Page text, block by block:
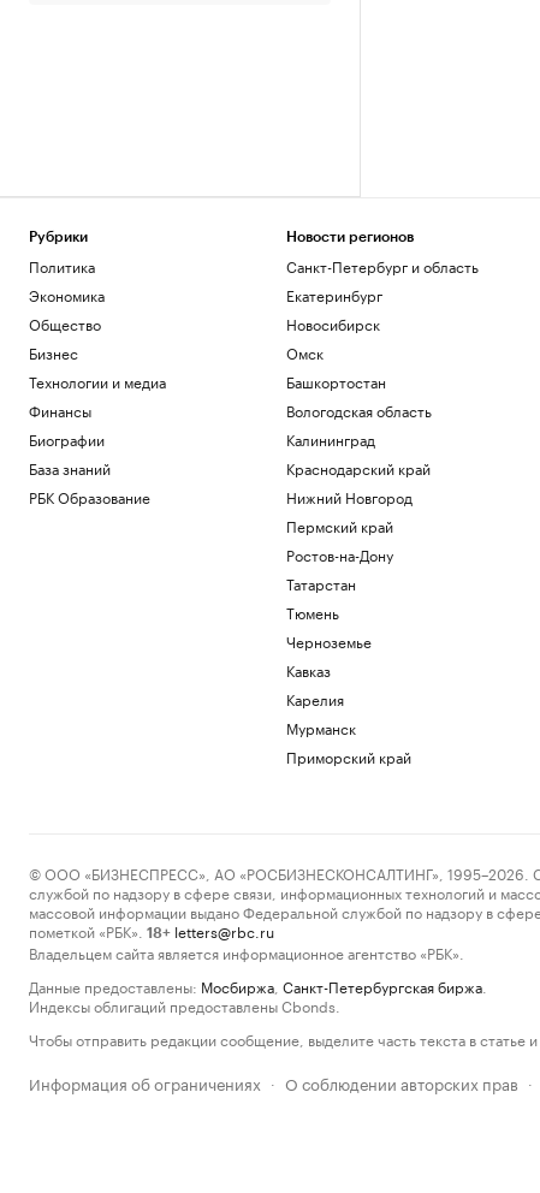
Рубрики
Политика
Экономика
Общество
Бизнес
Технологии и медиа
Финансы
Биографии
База знаний
РБК Образование
Новости регионов
Санкт-Петербург и область
Екатеринбург
Новосибирск
Омск
Башкортостан
Вологодская область
Калининград
Краснодарский край
Нижний Новгород
Пермский край
Ростов-на-Дону
Татарстан
Тюмень
Черноземье
Кавказ
Карелия
Мурманск
Приморский край
© ООО «БИЗНЕСПРЕСС», АО «РОСБИЗНЕСКОНСАЛТИНГ», 1995–2026.
службой по надзору в сфере связи, информационных технологий и
массовой информации выдано Федеральной службой по надзору в
пометкой «РБК».
18+ letters@rbc.ru
Владельцем сайта является информационное агентство «РБК».
Данные предоставлены: Мосбиржа Санкт-Петербургская биржа
Индексы облигаций предоставлены Cbonds.
Чтобы отправить редакции сообщение, выделите часть текста в статье
Информация об ограничениях · О соблюдении авторских прав ·